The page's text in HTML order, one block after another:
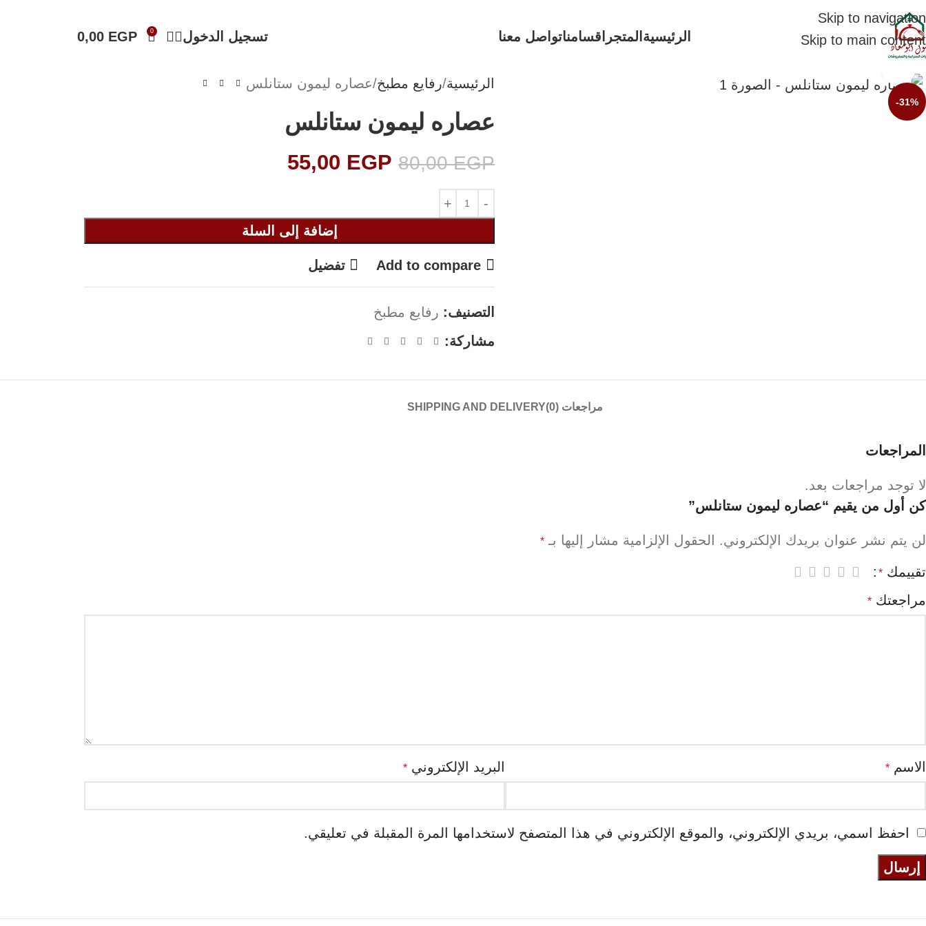
Skip to navigation
Skip to main content
الرئيسية المتجر اقسامناتواصل معنا تسجيل الدخول 0
0,00 EGP
-31%
الرئيسية رفايع مطبخ عصاره ليمون ستانلس
عصاره ليمون ستانلس
80,00EGP
55,00 EGP
إضافة إلى السلة
Add to compare تفضيل
التصنيف: رفايع مطبخ
مشاركة:
مراجعات (0) SHIPPING AND DELIVERY
المراجعات
لا توجد مراجعات بعد.
كن أول من يقيم “عصاره ليمون ستانلس”
لن يتم نشر عنوان بريدك الإلكتروني. الحقول الإلزامية مشار إليها بـ *
تقييمك *
مراجعتك *
الاسم * البريد الإلكتروني *
احفظ اسمي، بريدي الإلكتروني، والموقع الإلكتروني في هذا المتصفح لاستخدامها المرة المقبلة في تعليقي.